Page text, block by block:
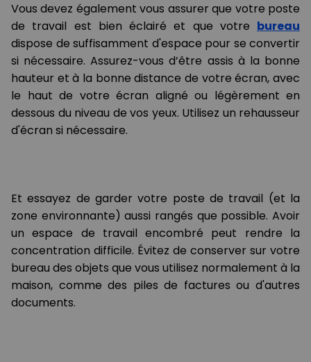
Vous devez également vous assurer que votre poste
de travail est bien éclairé et que votre bureau
dispose de suffisamment d'espace pour se convertir
si nécessaire. Assurez-vous d’être assis à la bonne
hauteur et à la bonne distance de votre écran, avec
le haut de votre écran aligné ou légèrement en
dessous du niveau de vos yeux. Utilisez un rehausseur
d'écran si nécessaire.
Et essayez de garder votre poste de travail (et la
zone environnante) aussi rangés que possible. Avoir
un espace de travail encombré peut rendre la
concentration difficile. Évitez de conserver sur votre
bureau des objets que vous utilisez normalement à la
maison, comme des piles de factures ou d'autres
documents.